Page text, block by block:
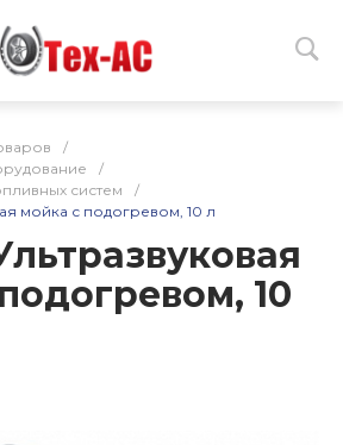
/
/
систем
/
мойка с подогревом, 10 л
10